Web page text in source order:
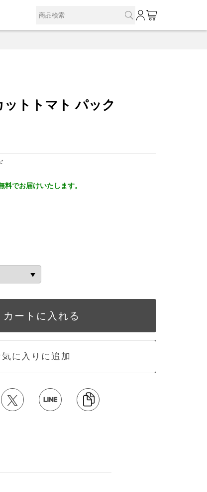
トトマト パック
でお届けいたします。
カートに入れる
気に入りに追加